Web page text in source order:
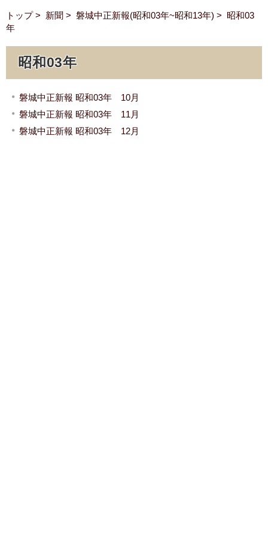
トップ> 新聞 > 磐城中正新報(昭和03年~昭和13年) > 昭和03
年
昭和03年
磐城中正新報 昭和03年 10月
磐城中正新報 昭和03年 11月
磐城中正新報 昭和03年 12月